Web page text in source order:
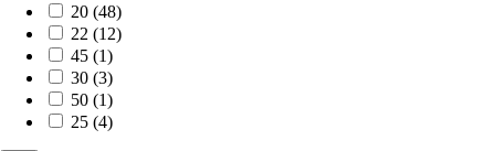
20 (48)
22 (12)
45 (1)
30 (3)
50 (1)
25 (4)